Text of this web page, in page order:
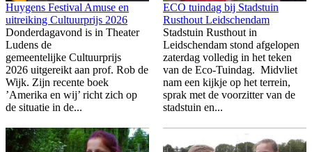
Huygens Festival Amuse en
uitreiking Cultuurprijs 2026
Donderdagavond is in Theater
Ludens de
gemeentelijke Cultuurprijs
2026 uitgereikt aan prof. Rob de
Wijk. Zijn recente boek
’Amerika en wij’ richt zich op
de situatie in de...
ECO tuindag bij Stadstuin
Rusthout Leidschendam
Stadstuin Rusthout in
Leidschendam stond afgelopen
zaterdag volledig in het teken
van de Eco-Tuindag. Midvliet
nam een kijkje op het terrein,
sprak met de voorzitter van de
stadstuin en...